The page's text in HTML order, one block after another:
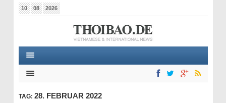
10 08 2026
TAG: 28. FEBRUAR 2022